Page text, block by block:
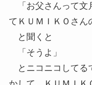
「お父さんって文
てＫＵＭＩＫＯさん
と聞くと
「そうよ」
とニコニコしてる